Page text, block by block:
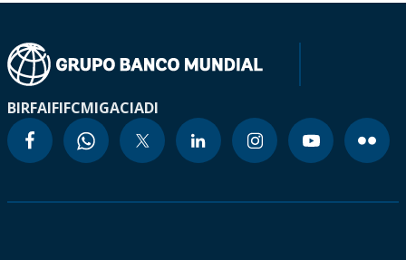
BIRFAIFIFCMIGACIADI